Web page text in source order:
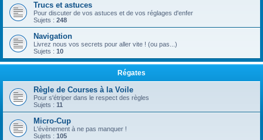
Trucs et astuces
Pour discuter de vos astuces et de vos réglages d'enfer
Sujets : 248
Navigation
Livrez nous vos secrets pour aller vite ! (ou pas...)
Sujets : 10
Régates
Règle de Courses à la Voile
Pour s'étriper dans le respect des règles
Sujets : 11
Micro-Cup
L'évènement à ne pas manquer !
Sujets : 105